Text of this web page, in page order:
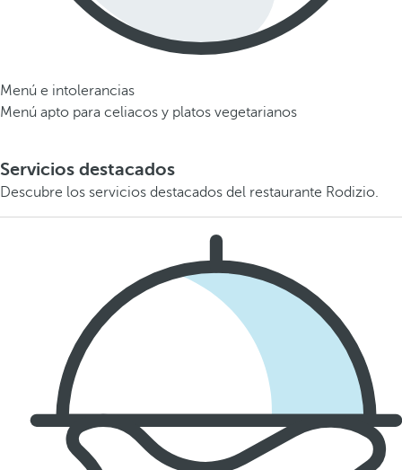
Menú e intolerancias
Menú apto para celiacos y platos vegetarianos
Servicios destacados
Descubre los servicios destacados del restaurante Rodizio.